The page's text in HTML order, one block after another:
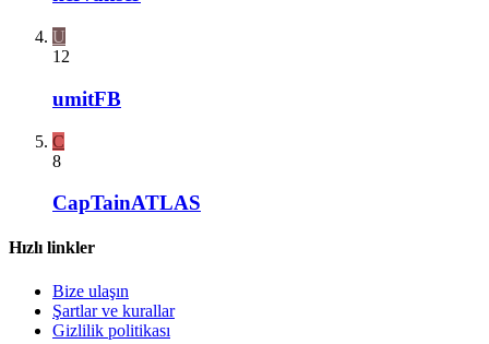
U
12
umitFB
C
8
CapTainATLAS
Hızlı linkler
Bize ulaşın
Şartlar ve kurallar
Gizlilik politikası